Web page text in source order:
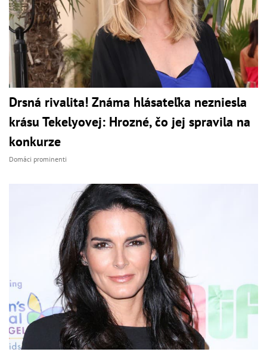
Drsná rivalita! Známa hlásateľka nezniesla
krásu Tekelyovej: Hrozné, čo jej spravila na
konkurze
Domáci prominenti